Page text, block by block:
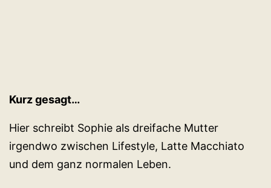
Kurz gesagt…
Hier schreibt Sophie als dreifache Mutter
irgendwo zwischen Lifestyle, Latte Macchiato
und dem ganz normalen Leben.